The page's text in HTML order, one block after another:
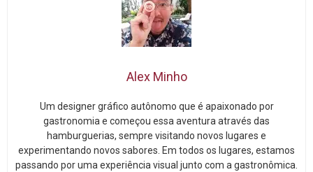
Alex Minho
Um designer gráfico autônomo que é apaixonado por
gastronomia e começou essa aventura através das
hamburguerias, sempre visitando novos lugares e
experimentando novos sabores. Em todos os lugares, estamos
passando por uma experiência visual junto com a gastronômica.